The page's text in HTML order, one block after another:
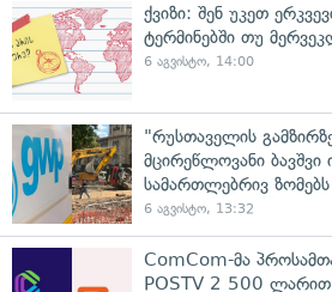
ქვიზი: შენ უკეთ
ტერმინებში თუ
6 აგვისტო, 14:00
"რუსთაველის
მცირეწლოვანი
სამართლებრივ
6 აგვისტო, 13:32
ComCom-მა
POSTV 2 500 ლარით